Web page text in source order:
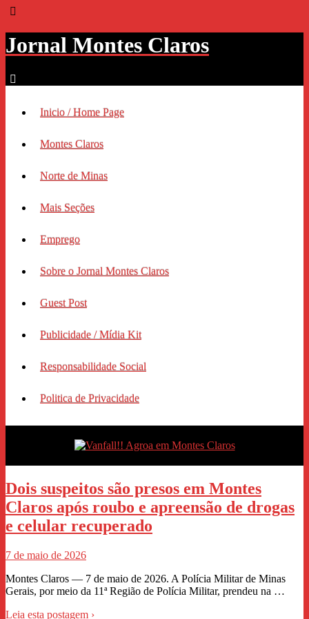
Jornal Montes Claros
Inicio / Home Page
Montes Claros
Norte de Minas
Mais Seções
Emprego
Sobre o Jornal Montes Claros
Guest Post
Publicidade / Mídia Kit
Responsabilidade Social
Politica de Privacidade
Dois suspeitos são presos em Montes
Claros após roubo e apreensão de drogas
e celular recuperado
7 de maio de 2026
Montes Claros — 7 de maio de 2026. A Polícia Militar de Minas
Gerais, por meio da 11ª Região de Polícia Militar, prendeu na …
Leia esta postagem ›